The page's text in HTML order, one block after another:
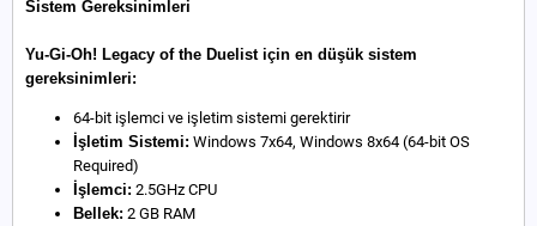
Sistem Gereksinimleri
Yu-Gi-Oh! Legacy of the Duelist için en düşük sistem
gereksinimleri:
64-bit işlemci ve işletim sistemi gerektirir
İşletim Sistemi: Windows 7x64, Windows 8x64 (64-bit OS
Required)
İşlemci: 2.5GHz CPU
Bellek: 2 GB RAM